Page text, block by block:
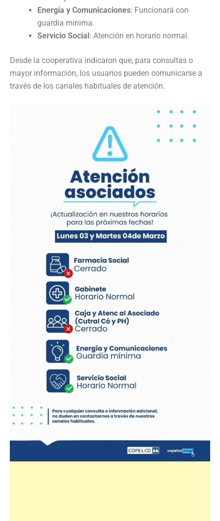
Energía y Comunicaciones: Funcionará con
guardia mínima.
Servicio Social: Atención en horario normal.
Desde la cooperativa indicaron que, para consultas o
mayor información, los usuarios pueden comunicarse a
través de los canales habituales de atención.